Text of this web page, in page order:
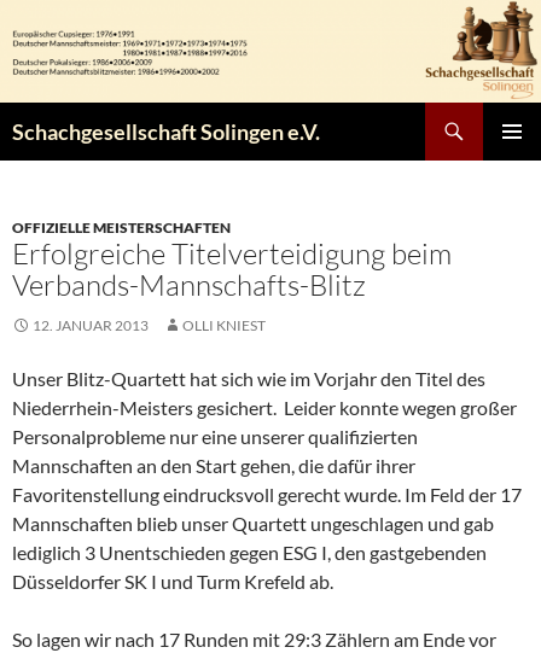
Inhalt
springen
Schachgesellschaft Solingen e.V.
OFFIZIELLE MEISTERSCHAFTEN
Erfolgreiche Titelverteidigung beim
Verbands-Mannschafts-Blitz
12. JANUAR 2013 OLLI KNIEST
Unser Blitz-Quartett hat sich wie im Vorjahr den Titel des
Niederrhein-Meisters gesichert. Leider konnte wegen großer
Personalprobleme nur eine unserer qualifizierten
Mannschaften an den Start gehen, die dafür ihrer
Favoritenstellung eindrucksvoll gerecht wurde. Im Feld der 17
Mannschaften blieb unser Quartett ungeschlagen und gab
lediglich 3 Unentschieden gegen ESG I, den gastgebenden
Düsseldorfer SK I und Turm Krefeld ab.
So lagen wir nach 17 Runden mit 29:3 Zählern am Ende vor